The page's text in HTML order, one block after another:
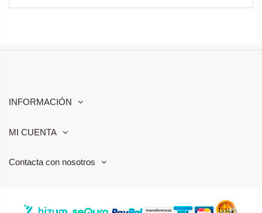
INFORMACIÓN
MI CUENTA
Contacta con nosotros